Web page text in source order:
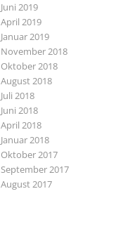
Juni 2019
April 2019
Januar 2019
November 2018
Oktober 2018
August 2018
Juli 2018
Juni 2018
April 2018
Januar 2018
Oktober 2017
September 2017
August 2017